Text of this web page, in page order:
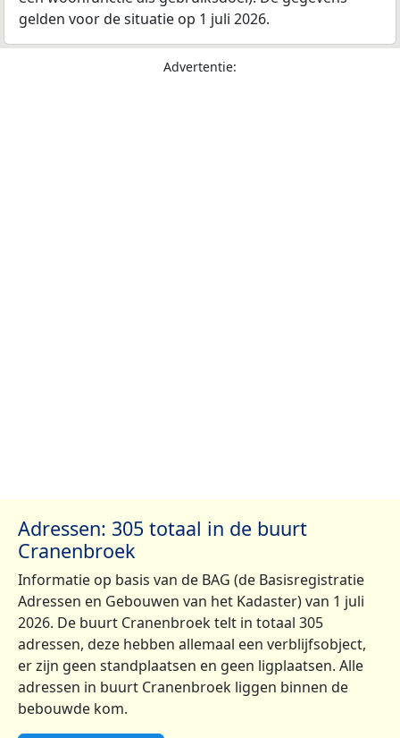
gelden voor de situatie op 1 juli 2026.
Advertentie:
Adressen: 305 totaal in de buurt
Cranenbroek
Informatie op basis van de BAG (de Basisregistratie
Adressen en Gebouwen van het Kadaster) van 1 juli
2026. De buurt Cranenbroek telt in totaal 305
adressen, deze hebben allemaal een verblijfsobject,
er zijn geen standplaatsen en geen ligplaatsen. Alle
adressen in buurt Cranenbroek liggen binnen de
bebouwde kom.